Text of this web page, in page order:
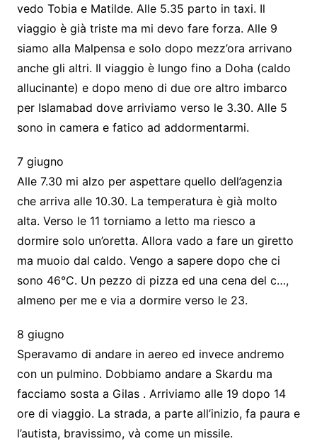
vedo Tobia e Matilde. Alle 5.35 parto in taxi. Il
viaggio è già triste ma mi devo fare forza. Alle 9
siamo alla Malpensa e solo dopo mezz’ora arrivano
anche gli altri. Il viaggio è lungo fino a Doha (caldo
allucinante) e dopo meno di due ore altro imbarco
per Islamabad dove arriviamo verso le 3.30. Alle 5
sono in camera e fatico ad addormentarmi.
7 giugno
Alle 7.30 mi alzo per aspettare quello dell’agenzia
che arriva alle 10.30. La temperatura è già molto
alta. Verso le 11 torniamo a letto ma riesco a
dormire solo un’oretta. Allora vado a fare un giretto
ma muoio dal caldo. Vengo a sapere dopo che ci
sono 46°C. Un pezzo di pizza ed una cena del c…,
almeno per me e via a dormire verso le 23.
8 giugno
Speravamo di andare in aereo ed invece andremo
con un pulmino. Dobbiamo andare a Skardu ma
facciamo sosta a Gilas . Arriviamo alle 19 dopo 14
ore di viaggio. La strada, a parte all’inizio, fa paura e
l’autista, bravissimo, và come un missile.